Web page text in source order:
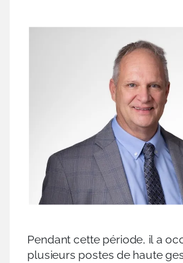
Pendant cette période, il a
plusieurs postes de haute